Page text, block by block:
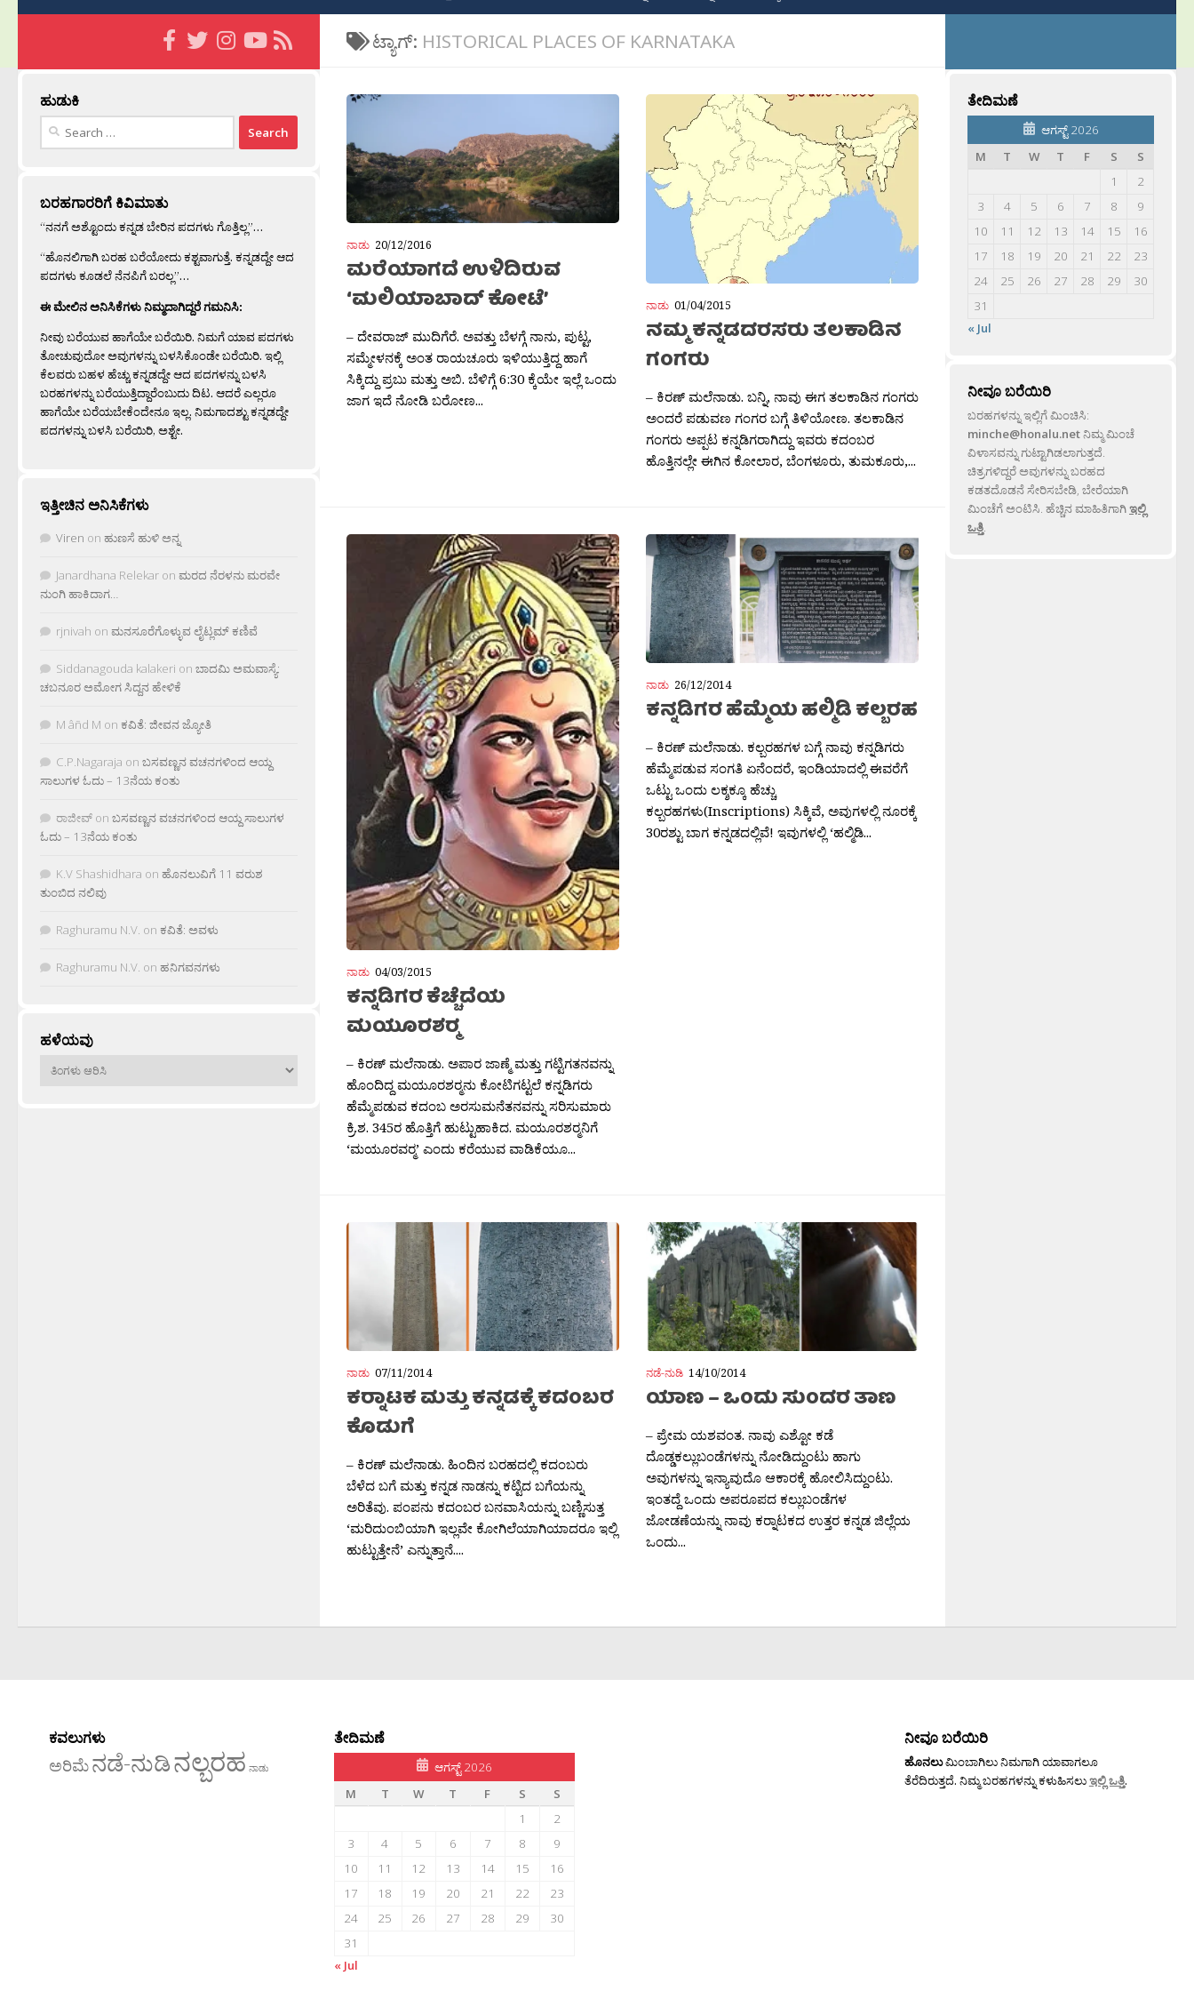
ಟ್ಯಾಗ್: HISTORICAL PLACES OF KARNATAKA
ನಾಡು 20/12/2016
ಮರೆಯಾಗದೆ ಉಳಿದಿರುವ
‘ಮಲಿಯಾಬಾದ್‌ ಕೋಟೆ’
– ದೇವರಾಜ್ ಮುದಿಗೆರೆ. ಅವತ್ತು ಬೆಳಗ್ಗೆ ನಾನು, ಪುಟ್ಟ,
ಸಮ್ಮೇಳನಕ್ಕೆ ಅಂತ ರಾಯಚೂರು ಇಳಿಯುತ್ತಿದ್ದ ಹಾಗೆ
ಸಿಕ್ಕಿದ್ದು ಪ್ರಬು ಮತ್ತು ಅಬಿ. ಬೆಳಿಗ್ಗೆ 6:30 ಕ್ಕೆಯೇ ಇಲ್ಲೆ ಒಂದು
ಜಾಗ ಇದೆ ನೋಡಿ ಬರೋಣ...
ನಾಡು 01/04/2015
ನಮ್ಮ ಕನ್ನಡದರಸರು ತಲಕಾಡಿನ
ಗಂಗರು
– ಕಿರಣ್ ಮಲೆನಾಡು. ಬನ್ನಿ, ನಾವು ಈಗ ತಲಕಾಡಿನ ಗಂಗರು
ಅಂದರೆ ಪಡುವಣ ಗಂಗರ ಬಗ್ಗೆ ತಿಳಿಯೋಣ. ತಲಕಾಡಿನ
ಗಂಗರು ಅಪ್ಪಟ ಕನ್ನಡಿಗರಾಗಿದ್ದು ಇವರು ಕದಂಬರ
ಹೊತ್ತಿನಲ್ಲೇ ಈಗಿನ ಕೋಲಾರ, ಬೆಂಗಳೂರು, ತುಮಕೂರು,...
ನಾಡು 04/03/2015
ಕನ್ನಡಿಗರ ಕೆಚ್ಚೆದೆಯ
ಮಯೂರಶರ‍್ಮ
– ಕಿರಣ್ ಮಲೆನಾಡು. ಅಪಾರ ಜಾಣ್ಮೆ ಮತ್ತು ಗಟ್ಟಿಗತನವನ್ನು
ಹೊಂದಿದ್ದ ಮಯೂರಶರ‍್ಮನು ಕೋಟಿಗಟ್ಟಲೆ ಕನ್ನಡಿಗರು
ಹೆಮ್ಮೆಪಡುವ ಕದಂಬ ಅರಸುಮನೆತನವನ್ನು ಸರಿಸುಮಾರು
ಕ್ರಿ.ಶ. 345ರ ಹೊತ್ತಿಗೆ ಹುಟ್ಟುಹಾಕಿದ. ಮಯೂರಶರ‍್ಮನಿಗೆ
‘ಮಯೂರವರ‍್ಮ’ ಎಂದು ಕರೆಯುವ ವಾಡಿಕೆಯೂ...
ನಾಡು 26/12/2014
ಕನ್ನಡಿಗರ ಹೆಮ್ಮೆಯ ಹಲ್ಮಿಡಿ ಕಲ್ಬರಹ
– ಕಿರಣ್ ಮಲೆನಾಡು. ಕಲ್ಬರಹಗಳ ಬಗ್ಗೆ ನಾವು ಕನ್ನಡಿಗರು
ಹೆಮ್ಮೆಪಡುವ ಸಂಗತಿ ಏನೆಂದರೆ, ಇಂಡಿಯಾದಲ್ಲಿ ಈವರೆಗೆ
ಒಟ್ಟು ಒಂದು ಲಕ್ಶಕ್ಕೂ ಹೆಚ್ಚು
ಕಲ್ಬರಹಗಳು(Inscriptions) ಸಿಕ್ಕಿವೆ, ಅವುಗಳಲ್ಲಿ ನೂರಕ್ಕೆ
30ರಶ್ಟು ಬಾಗ ಕನ್ನಡದಲ್ಲಿವೆ! ಇವುಗಳಲ್ಲಿ ‘ಹಲ್ಮಿಡಿ...
ನಾಡು 07/11/2014
ಕರ‍್ನಾಟಕ ಮತ್ತು ಕನ್ನಡಕ್ಕೆ ಕದಂಬರ
ಕೊಡುಗೆ
– ಕಿರಣ್ ಮಲೆನಾಡು. ಹಿಂದಿನ ಬರಹದಲ್ಲಿ ಕದಂಬರು
ಬೆಳೆದ ಬಗೆ ಮತ್ತು ಕನ್ನಡ ನಾಡನ್ನು ಕಟ್ಟಿದ ಬಗೆಯನ್ನು
ಅರಿತೆವು. ಪಂಪನು ಕದಂಬರ ಬನವಾಸಿಯನ್ನು ಬಣ್ಣಿಸುತ್ತ
‘ಮರಿದುಂಬಿಯಾಗಿ ಇಲ್ಲವೇ ಕೋಗಿಲೆಯಾಗಿಯಾದರೂ ಇಲ್ಲಿ
ಹುಟ್ಟುತ್ತೇನೆ’ ಎನ್ನುತ್ತಾನೆ....
ನಡೆ-ನುಡಿ 14/10/2014
ಯಾಣ – ಒಂದು ಸುಂದರ ತಾಣ
– ಪ್ರೇಮ ಯಶವಂತ. ನಾವು ಎಶ್ಟೋ ಕಡೆ
ದೊಡ್ಡಕಲ್ಲುಬಂಡೆಗಳನ್ನು ನೋಡಿದ್ದುಂಟು ಹಾಗು
ಅವುಗಳನ್ನು ಇನ್ಯಾವುದೊ ಆಕಾರಕ್ಕೆ ಹೋಲಿಸಿದ್ದುಂಟು.
ಇಂತದ್ದೆ ಒಂದು ಅಪರೂಪದ ಕಲ್ಲುಬಂಡೆಗಳ
ಜೋಡಣೆಯನ್ನು ನಾವು ಕರ‍್ನಾಟಕದ ಉತ್ತರ ಕನ್ನಡ ಜಿಲ್ಲೆಯ
ಒಂದು...
ಹುಡುಕಿ
Search
ಬರಹಗಾರರಿಗೆ ಕಿವಿಮಾತು
“ನನಗೆ ಅಶ್ಟೊಂದು ಕನ್ನಡ ಬೇರಿನ ಪದಗಳು ಗೊತ್ತಿಲ್ಲ”…
“ಹೊನಲಿಗಾಗಿ ಬರಹ ಬರೆಯೋದು ಕಶ್ಟವಾಗುತ್ತೆ. ಕನ್ನಡದ್ದೇ ಆದ
ಪದಗಳು ಕೂಡಲೆ ನೆನಪಿಗೆ ಬರಲ್ಲ”…
ಈ ಮೇಲಿನ ಅನಿಸಿಕೆಗಳು ನಿಮ್ಮದಾಗಿದ್ದರೆ ಗಮನಿಸಿ:
ನೀವು ಬರೆಯುವ ಹಾಗೆಯೇ ಬರೆಯಿರಿ. ನಿಮಗೆ ಯಾವ ಪದಗಳು
ತೋಚುವುದೋ ಅವುಗಳನ್ನು ಬಳಸಿಕೊಂಡೇ ಬರೆಯಿರಿ. ಇಲ್ಲಿ
ಕೆಲವರು ಬಹಳ ಹೆಚ್ಚು ಕನ್ನಡದ್ದೇ ಆದ ಪದಗಳನ್ನು ಬಳಸಿ
ಬರಹಗಳನ್ನು ಬರೆಯುತ್ತಿದ್ದಾರೆಂಬುದು ದಿಟ. ಆದರೆ ಎಲ್ಲರೂ
ಹಾಗೆಯೇ ಬರೆಯಬೇಕೆಂದೇನೂ ಇಲ್ಲ. ನಿಮಗಾದಶ್ಟು ಕನ್ನಡದ್ದೇ
ಪದಗಳನ್ನು ಬಳಸಿ ಬರೆಯಿರಿ, ಅಶ್ಟೇ.
ಇತ್ತೀಚಿನ ಅನಿಸಿಕೆಗಳು
Viren on ಹುಣಸೆ ಹುಳಿ ಅನ್ನ
Janardhana Relekar on ಮರದ ನೆರಳನು ಮರವೇ
ನುಂಗಿ ಹಾಕಿದಾಗ…
rjnivah on ಮನಸೂರೆಗೊಳ್ಳುವ ಲೈಟ್ಲಮ್ ಕಣಿವೆ
Siddanagouda kalakeri on ಬಾದಮಿ ಅಮವಾಸ್ಯೆ:
ಚಬನೂರ ಅಮೋಗ ಸಿದ್ದನ ಹೇಳಿಕೆ
M âñd M on ಕವಿತೆ: ಜೀವನ ಜ್ಯೋತಿ
C.P.Nagaraja on ಬಸವಣ್ಣನ ವಚನಗಳಿಂದ ಆಯ್ದ
ಸಾಲುಗಳ ಓದು – 13ನೆಯ ಕಂತು
ರಾಜೀವ್ on ಬಸವಣ್ಣನ ವಚನಗಳಿಂದ ಆಯ್ದ ಸಾಲುಗಳ
ಓದು – 13ನೆಯ ಕಂತು
K.V Shashidhara on ಹೊನಲುವಿಗೆ 11 ವರುಶ
ತುಂಬಿದ ನಲಿವು
Raghuramu N.V. on ಕವಿತೆ: ಅವಳು
Raghuramu N.V. on ಹನಿಗವನಗಳು
ಹಳೆಯವು
ಹಳೆಯವು
ತೇದಿಮಣೆ
ಆಗಸ್ಟ್ 2026
M
T W T F S
S
1
2
3
4 5 6 7 8
9
10
11 12 13 14 15
16
17
18 19 20 21 22
23
24
25 26 27 28 29
30
31
« Jul
ನೀವೂ ಬರೆಯಿರಿ
ಬರಹಗಳನ್ನು ಇಲ್ಲಿಗೆ ಮಿಂಚಿಸಿ:
minche@honalu.netನಿಮ್ಮ ಮಿಂಚೆ
ವಿಳಾಸವನ್ನು ಗುಟ್ಟಾಗಿಡಲಾಗುತ್ತದೆ.
ಚಿತ್ರಗಳಿದ್ದರೆ ಅವುಗಳನ್ನು ಬರಹದ
ಕಡತದೊಡನೆ ಸೇರಿಸಬೇಡಿ, ಬೇರೆಯಾಗಿ
ಮಿಂಚೆಗೆ ಅಂಟಿಸಿ. ಹೆಚ್ಚಿನ ಮಾಹಿತಿಗಾಗಿಇಲ್ಲಿ
ಒತ್ತಿ.
ಕವಲುಗಳು
ಅರಿಮೆನಡೆ-ನುಡಿನಲ್ಬರಹ ನಾಡು
ತೇದಿಮಣೆ
ಆಗಸ್ಟ್ 2026
M
T W T F S
S
1
2
3
4 5 6 7 8
9
10
11 12 13 14 15
16
17
18 19 20 21 22
23
24
25 26 27 28 29
30
31
« Jul
ನೀವೂ ಬರೆಯಿರಿ
ಹೊನಲುಮಿಂಬಾಗಿಲು ನಿಮಗಾಗಿ ಯಾವಾಗಲೂ
ತೆರೆದಿರುತ್ತದೆ. ನಿಮ್ಮ ಬರಹಗಳನ್ನು ಕಳುಹಿಸಲುಇಲ್ಲಿ ಒತ್ತಿ.